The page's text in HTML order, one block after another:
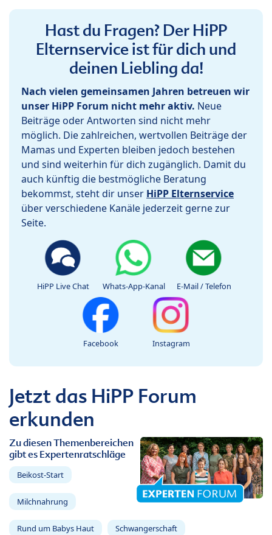
Hast du Fragen? Der HiPP
Elternservice ist für dich und
deinen Liebling da!
Nach vielen gemeinsamen Jahren betreuen wir
unser HiPP Forum nicht mehr aktiv. Neue
Beiträge oder Antworten sind nicht mehr
möglich. Die zahlreichen, wertvollen Beiträge der
Mamas und Experten bleiben jedoch bestehen
und sind weiterhin für dich zugänglich. Damit du
auch künftig die bestmögliche Beratung
bekommst, steht dir unser HiPP Elternservice
über verschiedene Kanäle jederzeit gerne zur
Seite.
HiPP Live Chat Whats-App-Kanal E-Mail / Telefon
Facebook Instagram
Jetzt das HiPP Forum
erkunden
Zu diesen Themenbereichen
gibt es Expertenratschläge
Beikost-Start
Milchnahrung
Rund um Babys Haut Schwangerschaft